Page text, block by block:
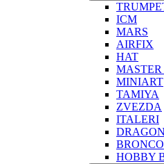
ICM
MARS
AIRFIX
HAT
MINIART
TAMIYA
ZVEZDA
ITALERI
DRAGON
BRONCO
HOBBY